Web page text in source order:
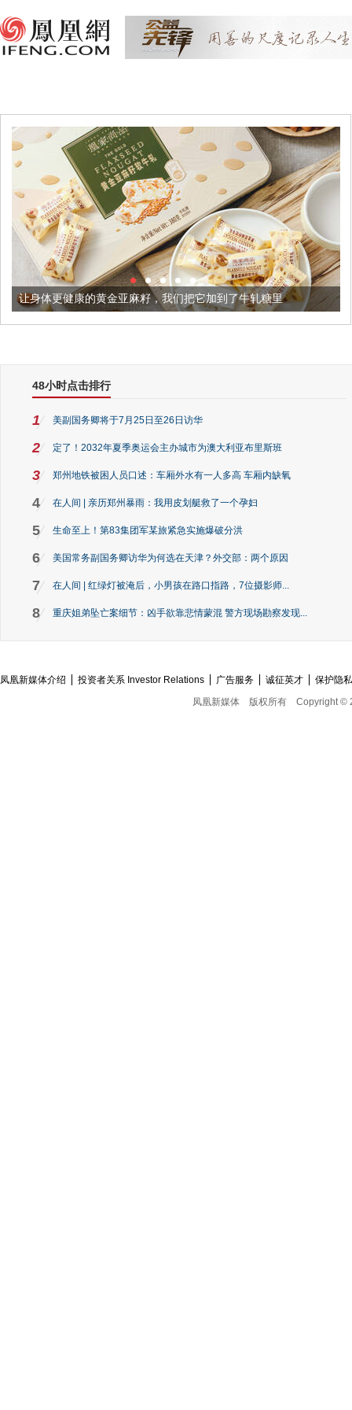
康的黄金亚麻籽，我们把它加到了牛轧糖里 被列入佛家七
48小时点击排行
1 美副国务卿将于7月25日至26日访华
2 定了！2032年夏季奥运会主办城市为澳大利亚布里斯班
3 郑州地铁被困人员口述：车厢外水有一人多高 车厢内缺氧
4 在人间 | 亲历郑州暴雨：我用皮划艇救了一个孕妇
5 生命至上！第83集团军某旅紧急实施爆破分洪
6 美国常务副国务卿访华为何选在天津？外交部：两个原因
7 在人间 | 红绿灯被淹后，小男孩在路口指路，7位摄影师...
8 重庆姐弟坠亡案细节：凶手欲靠悲情蒙混 警方现场勘察发现...
凤凰新媒体介绍 投资者关系 Investor Relations 广告服务 诚征英才
保护隐
凤凰新媒体
版权所有 Copyright ©